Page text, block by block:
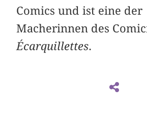
Comics und ist eine der
Macherinnen des
Écarquillettes.